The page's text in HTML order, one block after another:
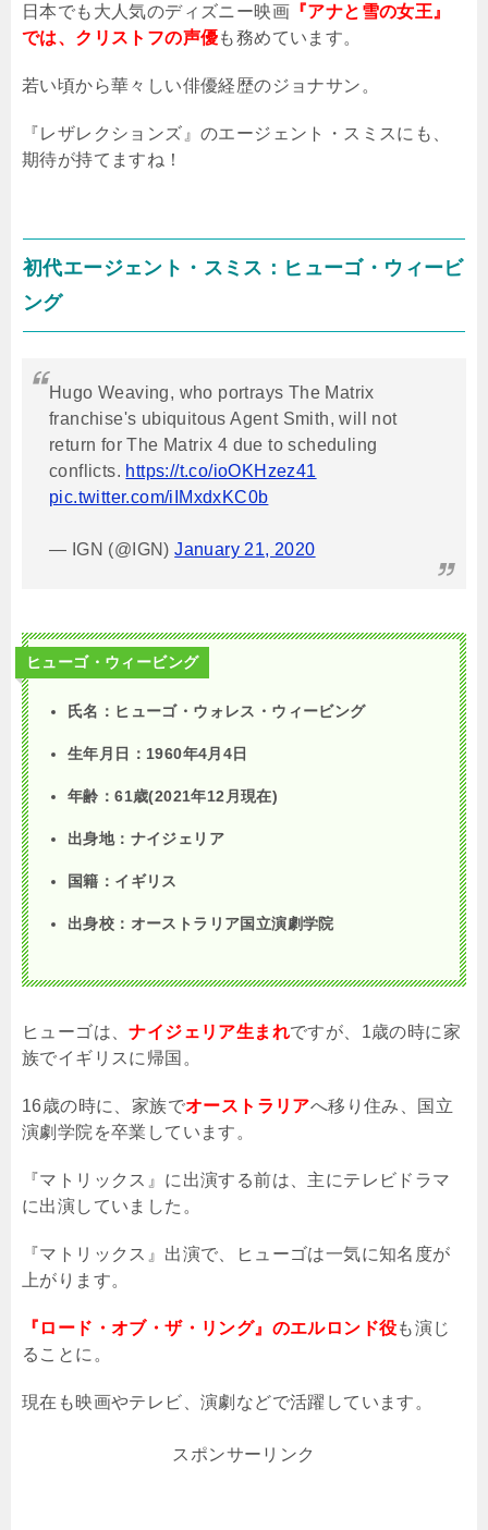
日本でも大人気のディズニー映画 『アナと雪の女王』
では、クリストフの声優も務めています。
若い頃から華々しい俳優経歴のジョナサン。
『レザレクションズ』のエージェント・スミスにも、
期待が持てますね！
初代エージェント・スミス：ヒューゴ・ウィービ
ング
Hugo Weaving, who portrays The Matrix
franchise's ubiquitous Agent Smith, will not
return for The Matrix 4 due to scheduling
conflicts. https://t.co/ioOKHzez41
pic.twitter.com/iIMxdxKC0b
— IGN (@IGN)January 21, 2020
ヒューゴ・ウィービング
氏名：ヒューゴ・ウォレス・ウィービング
生年月日：1960年4月4日
年齢：61歳(2021年12月現在)
出身地：ナイジェリア
国籍：イギリス
出身校：オーストラリア国立演劇学院
ヒューゴは、ナイジェリア生まれですが、 1歳の時に家
族でイギリスに帰国。
16歳の時に、家族でオーストラリアへ移り住み、国立
演劇学院を卒業しています。
『マトリックス』に出演する前は、主にテレビドラマ
に出演していました。
『マトリックス』出演で、ヒューゴは一気に知名度が
上がります。
『ロード・オブ・ザ・リング』のエルロンド役も演じ
ることに。
現在も映画やテレビ、演劇などで活躍しています。
スポンサーリンク